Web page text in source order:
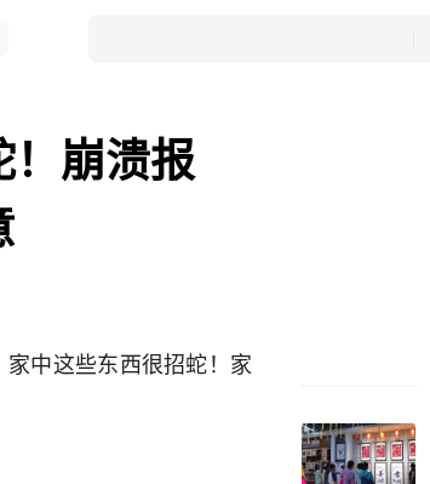
！崩溃报
中这些东西很招蛇！家